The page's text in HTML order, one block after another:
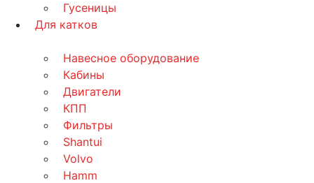
Гусеницы
Для катков
Навесное оборудование
Кабины
Двигатели
КПП
Фильтры
Shantui
Volvo
Hamm